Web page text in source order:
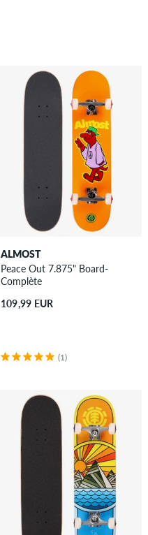
ALMOST
Peace Out 7.875" Board-
Complète
109,99 EUR
(1)